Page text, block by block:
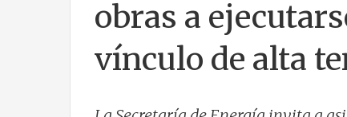
obras a
vínculo de alta